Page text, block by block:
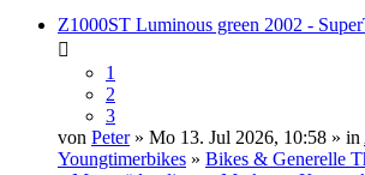
Z1000ST Luminous green 2002 -
1
2
3
von Peter» Mo 13. Jul 2026, 10:58 » in
Youngtimerbikes » Bikes & Generelle